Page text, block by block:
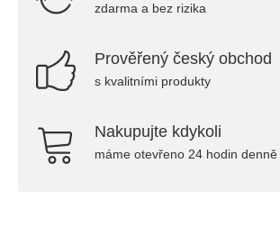
zdarma a bez rizika
Prověřený český obchod
s kvalitními produkty
Nakupujte kdykoli
máme otevřeno 24 hodin denně